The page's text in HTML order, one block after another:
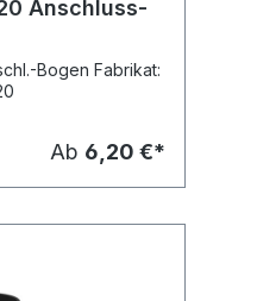
Anschluss-
Bogen Fabrikat:
Ab 6,20 €*